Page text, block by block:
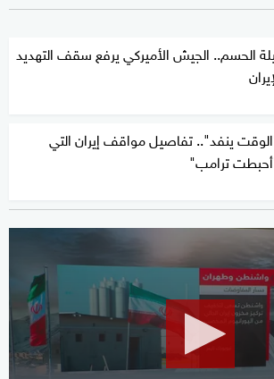
الحسم.. الجيش الأميركي يرفع سقف التهديد
ينفد".. تفاصيل مواقف إيران التي
ترامب"
minute,
26
seconds